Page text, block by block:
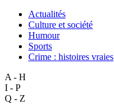
Actualités
Culture et société
Humour
Sports
Crime : histoires vraies
A - H
I - P
Q - Z